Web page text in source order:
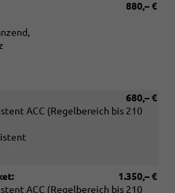
880,– €
680,– €
ACC (Regelbereich bis 210
1.350,– €
ACC (Regelbereich bis 210